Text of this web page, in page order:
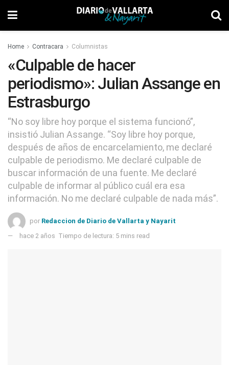
Home Contracara Columnistas
«Culpable de hacer
periodismo»: Julian Assange en
Estrasburgo
“No soy libre hoy porque el sistema funcionó”,
insistió Julian Assange. “Soy libre hoy porque,
después de años de encarcelamiento, me declaré
culpable de periodismo. Me declaré culpable de
buscar información de una fuente. Me declaré
culpable de informar al público cuál era esa
información. No me declaré culpable de nada más”.
por Redaccion de Diario de Vallarta y Nayarit
hace 2 años Tiempo de lectura: 5 mins read